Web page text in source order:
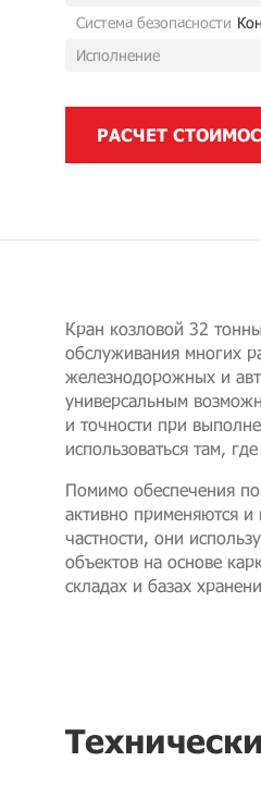
Система безопасности
Исполнение
РАСЧЕТ
Кран козловой 32
обслуживания многих
железнодорожных и
универсальным
и точности при
использоваться там,
Помимо обеспечения
активно применяются
частности, они
объектов на основе
складах и базах